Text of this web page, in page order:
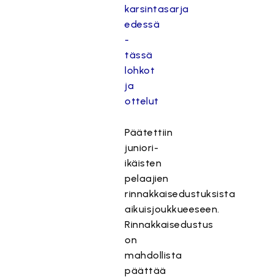
karsintasarja
edessä
-
tässä
lohkot
ja
ottelut
Päätettiin
juniori-
ikäisten
pelaajien
rinnakkaisedustuksista
aikuisjoukkueeseen.
Rinnakkaisedustus
on
mahdollista
päättää